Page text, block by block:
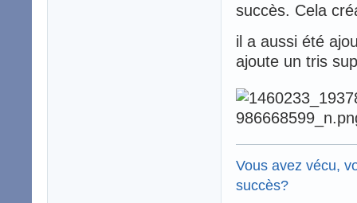
succès. Cela
il a aussi été
ajoute un tris
Vous avez vécu,
succès?